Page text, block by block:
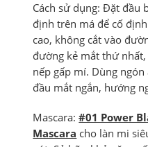
Cách sử dụng: Đặt đầu
định trên má để cố
cao, không cắt vào
đường kẻ mắt thứ
nếp gấp mí. Dùng
đầu mắt ngắn, hướng
Mascara:#01 Power
Mascara cho làn mi